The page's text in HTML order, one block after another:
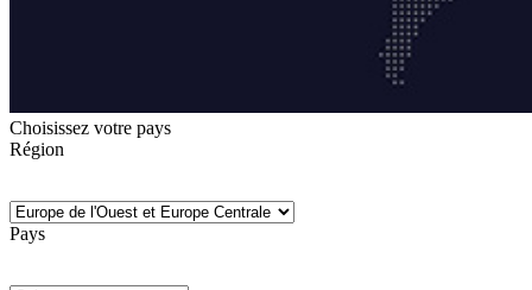
Choisissez votre pays
Région
Pays